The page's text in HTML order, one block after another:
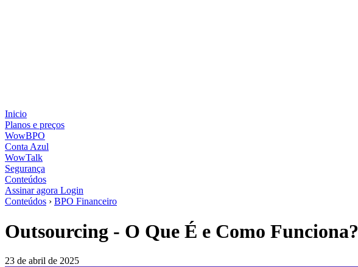
Inicio
Planos e preços
WowBPO
Conta Azul
WowTalk
Segurança
Conteúdos
Assinar agora Login
Conteúdos › BPO Financeiro
Outsourcing - O Que É e Como Funciona?
23 de abril de 2025